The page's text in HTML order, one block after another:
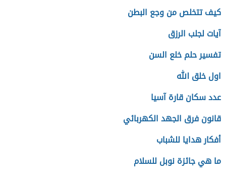
كيف تتخلص من وجع البطن
آيات لجلب الرزق
تفسير حلم خلع السن
اول خلق الله
عدد سكان قارة آسيا
قانون فرق الجهد الكهربائي
أفكار هدايا للشباب
ما هي جائزة نوبل للسلام